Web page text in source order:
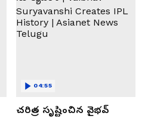
చరిత్ర సృష్టించిన వైభవ్
04:55